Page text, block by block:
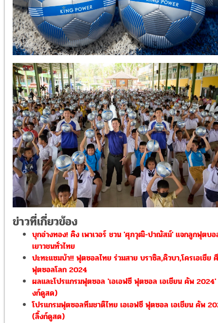
ข่าวที่เกี่ยวข้อง
บุกอ่างทอง! คิง เพาเวอร์ ชวน 'ศุภวุฒิ-ปาณัสม์' แจกลูกฟุตบอ
เยาวชนทั่วไทย
ปะทะแซมบ้า!! ฟุตซอลไทย ร่วมสาย บราซิล,คิวบา,โครเอเชีย
ฟุตซอลโลก 2024
ผลและโปรแกรมฟุตซอล 'เอเอฟซี ฟุตซอล เอเชียน คัพ
งก์ดูสด)
โปรแกรมฟุตซอลทีมชาติไทย เอเอฟซี ฟุตซอล เอเชียน คัพ
(ลิ้งก์ดูสด)